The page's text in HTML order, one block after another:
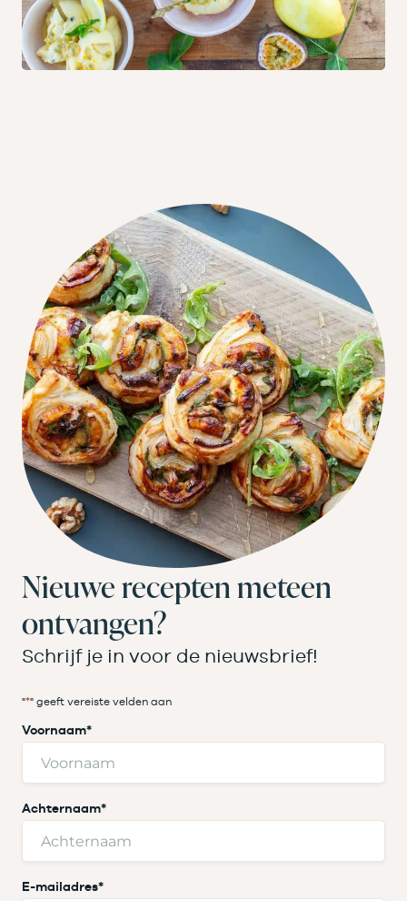
Nieuwe recepten meteen
ontvangen?
Schrijf je in voor de nieuwsbrief!
"*" geeft vereiste velden aan
Voornaam*
Achternaam*
E-mailadres*